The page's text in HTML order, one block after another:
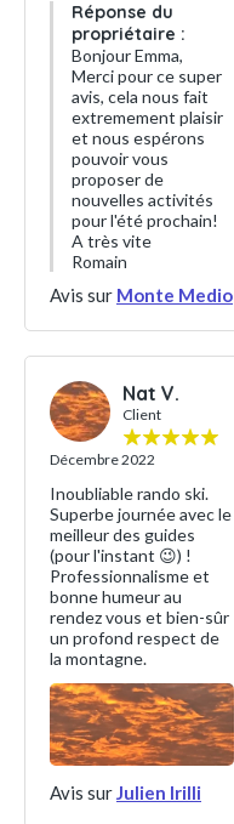
Réponse du
propriétaire :
Bonjour Emma,
Merci pour ce super
avis, cela nous fait
extremement plaisir
et nous espérons
pouvoir vous
proposer de
nouvelles activités
pour l'été prochain!
A très vite
Romain
Avis sur Monte Medio
Nat V.
Client
Décembre 2022
Inoubliable rando ski.
Superbe journée avec le
meilleur des guides
(pour l'instant 😉) !
Professionnalisme et
bonne humeur au
rendez vous et bien-sûr
un profond respect de
la montagne.
Avis surJulien Irilli